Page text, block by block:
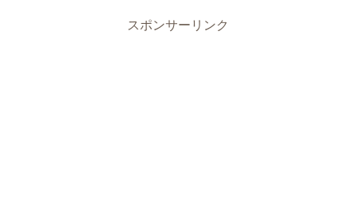
スポンサーリンク